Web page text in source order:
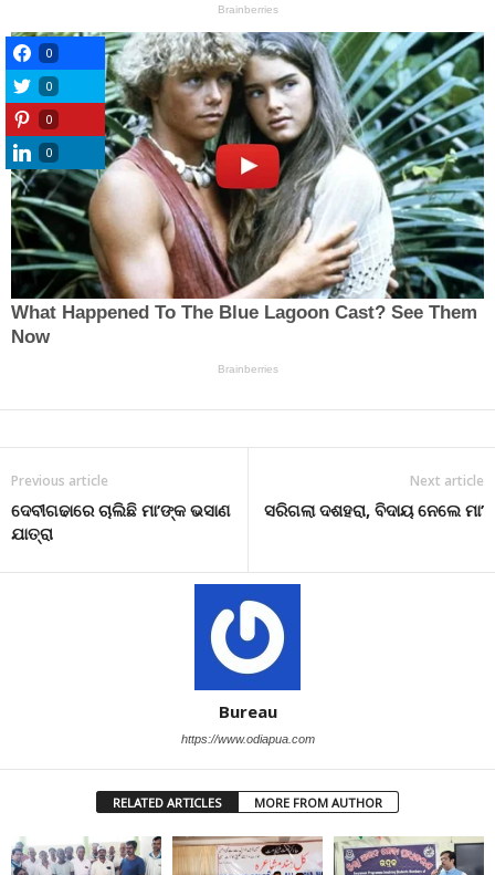
Previous article
ଦେବୀଗଢାରେ ଚାଲିଛି ମା’ଙ୍କ ଭସାଣ
ଯାତ୍ରା
Next article
ସରିଗଲା ଦଶହରା, ବିଦାୟ ନେଲେ ମା’
Bureau
https://www.odiapua.com
RELATED ARTICLES MORE FROM AUTHOR
0
0
0
0